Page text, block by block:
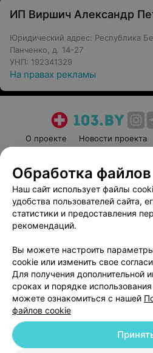
ИП Виршич Александр
Юридический адрес: Республика
Панченко, д. 14-27
УНП: 192341329
На правах рекламы
О проекте Новости проекта
Пользовательское
Вакансии
Написать
Обработка
© 2026 ООО «Артокс Лаб», УНП 191700409
Обработка
Наш сайт использует файлы
удобства пользователей сайта,
статистики и предоставления
рекомендаций.
Вы можете настроить
cookie или изменить свое
Для получения дополнительной
сроках и порядке
можете ознакомиться с нашей
файлов cookie